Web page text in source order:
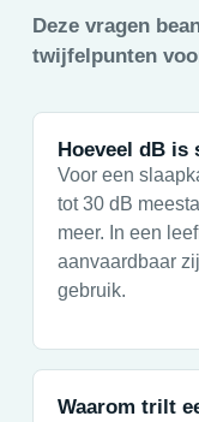
Deze vragen
twijfelpunten
Hoeveel dB is
Voor een
tot 30 dB
meer. In een
aanvaardbaar
gebruik.
Waarom trilt